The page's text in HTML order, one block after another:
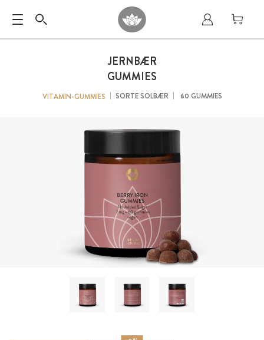
JERNBÆR
GUMMIES
VITAMIN-GUMMIES SORTE SOLBÆR 60 GUMMIES